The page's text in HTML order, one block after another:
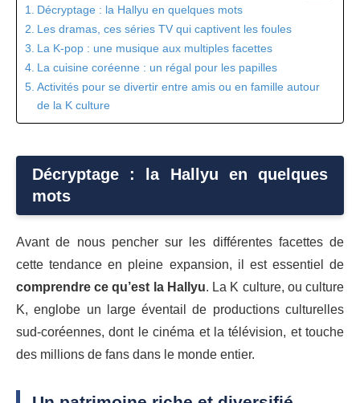
Décryptage : la Hallyu en quelques mots
Les dramas, ces séries TV qui captivent les foules
La K-pop : une musique aux multiples facettes
La cuisine coréenne : un régal pour les papilles
Activités pour se divertir entre amis ou en famille autour
de la K culture
Décryptage : la Hallyu en quelques
mots
Avant de nous pencher sur les différentes facettes de
cette tendance en pleine expansion, il est essentiel de
comprendre ce qu’est la Hallyu. La K culture, ou culture
K, englobe un large éventail de productions culturelles
sud-coréennes, dont le cinéma et la télévision, et touche
des millions de fans dans le monde entier.